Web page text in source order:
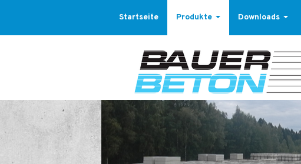
Startseite Produkte Downloads